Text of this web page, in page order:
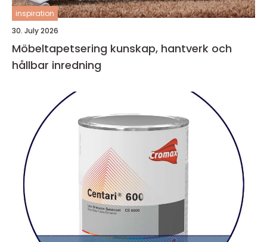
inspiration
30. July 2026
Möbeltapetsering kunskap, hantverk och
hållbar inredning